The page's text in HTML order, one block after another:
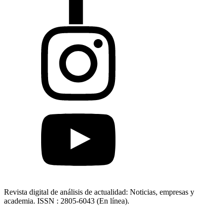
Revista digital de análisis de actualidad: Noticias, empresas y
academia. ISSN : 2805-6043 (En línea).